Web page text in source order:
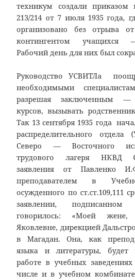
техникум создали
213/214 от 7 июля 1935 года,
организовано без отрыва
контингентом учащихся
Рабочий день для них был
Руководство УСВИТЛа
необходимыми
разрешая заключенным —
курсов, вызывать
Так 13 сентября 1935 года
распределительного отдела
Северо — Восточного
трудового лагеря НКВД
заявления от Павленко
преподавателем в
осужденного по ст.ст.109,111
заявлении,
говорилось: «Моей жене,
Яковлевне, дирекцией
в Магадан. Она, как
языка и литературы, будет
работе в учебных
числе и в учебном